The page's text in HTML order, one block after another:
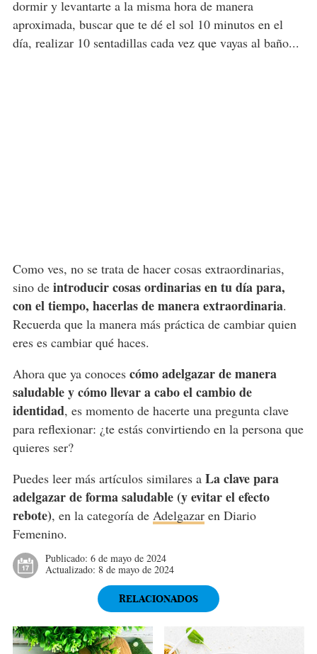
dormir y levantarte a la misma hora de manera
aproximada, buscar que te dé el sol 10 minutos en el
día, realizar 10 sentadillas cada vez que vayas al baño...
Como ves, no se trata de hacer cosas extraordinarias,
sino de introducir cosas ordinarias en tu día para,
con el tiempo, hacerlas de manera extraordinaria.
Recuerda que la manera más práctica de cambiar quien
eres es cambiar qué haces.
Ahora que ya conocescómo adelgazar de manera
saludable y cómo llevar a cabo el cambio de
identidad, es momento de hacerte una pregunta clave
para reflexionar: ¿te estás convirtiendo en la persona que
quieres ser?
Puedes leer más artículos similares a La clave para
adelgazar de forma saludable (y evitar el efecto
rebote), en la categoría de Adelgazaren Diario
Femenino.
Publicado: 6 de mayo de 2024
Actualizado: 8 de mayo de 2024
RELACIONADOS